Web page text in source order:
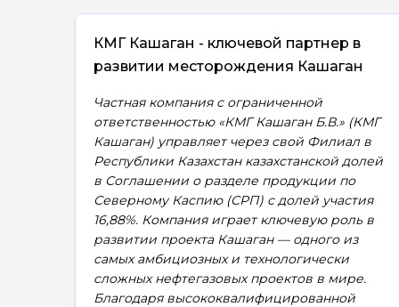
КМГ Кашаган - ключевой партнер в
развитии месторождения Кашаган
Частная компания с ограниченной
ответственностью «КМГ Кашаган Б.В.» (КМГ
Кашаган) управляет через свой Филиал в
Республики Казахстан казахстанской долей
в Соглашении о разделе продукции по
Северному Каспию (СРП) с долей участия
16,88%. Компания играет ключевую роль в
развитии проекта Кашаган — одного из
самых амбициозных и технологически
сложных нефтегазовых проектов в мире.
Благодаря высококвалифицированной